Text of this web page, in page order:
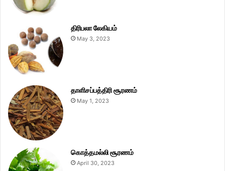
திரிபலா லேகியம்
May 3, 2023
தாளிசப்பத்திரி சூரணம்
May 1, 2023
கொத்தமல்லி சூரணம்
April 30, 2023